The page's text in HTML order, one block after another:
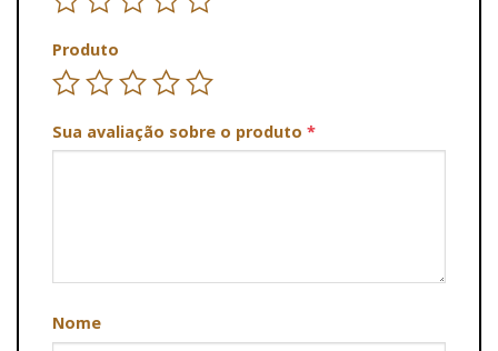
Produto
Sua avaliação sobre o produto *
Nome